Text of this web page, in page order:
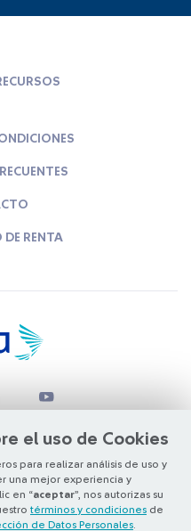
el uso de Cookies
para realizar análisis de uso y
una mejor experiencia y
en “aceptar”, nos autorizas su
términos y condiciones de
de Datos Personales
DE RENTA
SURA 2026